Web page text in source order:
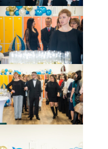
Najnowsze
komentarze
Brak komentarzy do
wyświetlenia.